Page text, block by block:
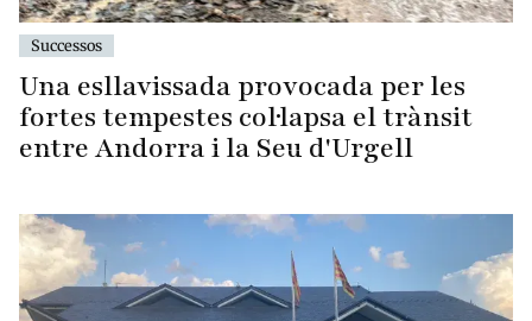
Successos
Una esllavissada provocada per les
fortes tempestes col·lapsa el trànsit
entre Andorra i la Seu d'Urgell